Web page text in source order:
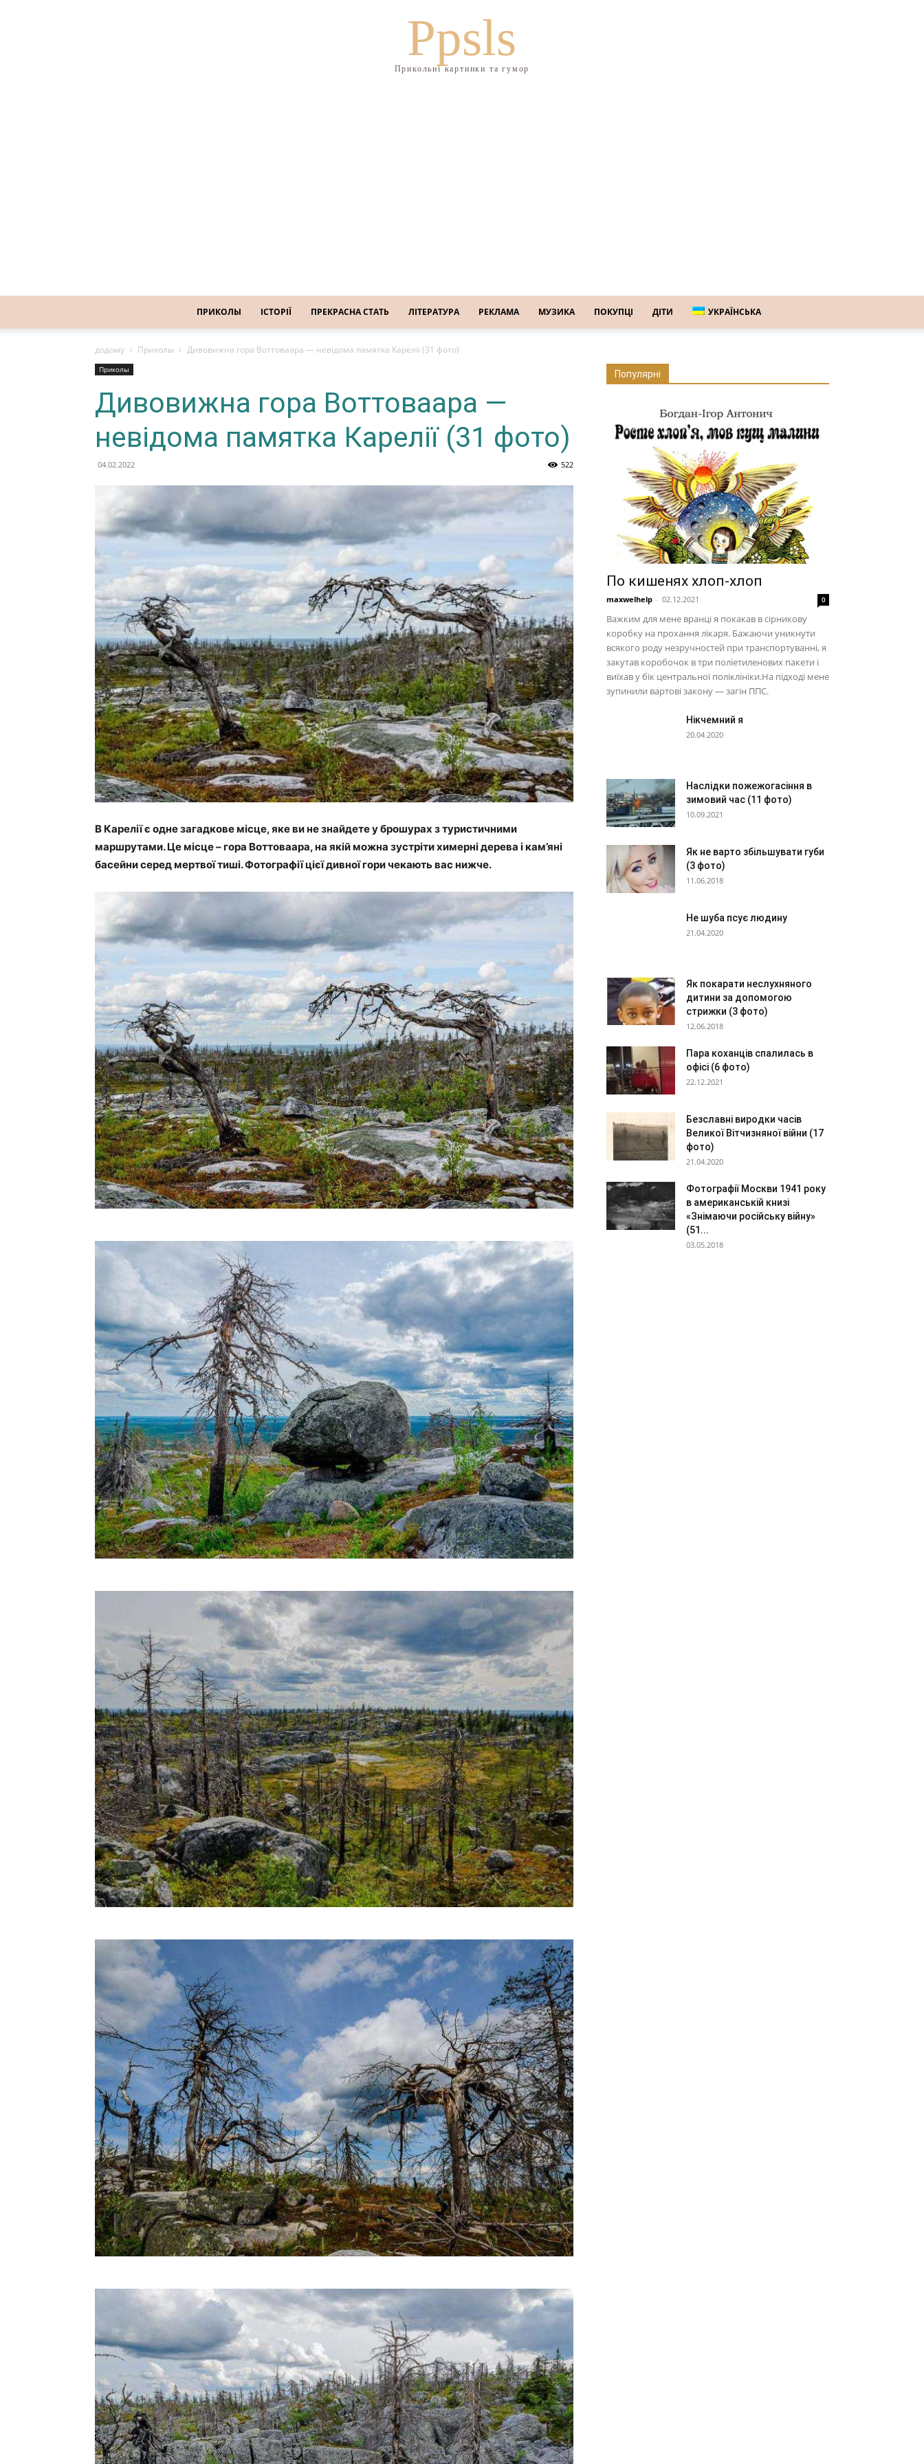
Ppsls
Прикольні картинки та гумор
ПРИКОЛЫ ІСТОРІЇ ПРЕКРАСНА СТАТЬ ЛІТЕРАТУРА РЕКЛАМА МУЗИКА ПОКУПЦІ ДІТИ УКРАЇНСЬКА
додому Приколы Дивовижна гора Воттоваара — невідома памятка Карелії (31 фото)
Приколы
Дивовижна гора Воттоваара —
невідома памятка Карелії (31 фото)
04.02.2022 522
В Карелії є одне загадкове місце, яке ви не знайдете у брошурах з туристичними
маршрутами. Це місце – гора Воттоваара, на якій можна зустріти химерні дерева і кам’яні
басейни серед мертвої тиші. Фотографії цієї дивної гори чекають вас нижче.
Популярні
По кишенях хлоп-хлоп
maxwelhelp - 02.12.2021 0
Важким для мене вранці я покакав в сірникову
коробку на прохання лікаря. Бажаючи уникнути
всякого роду незручностей при транспортуванні, я
закутав коробочок в три поліетиленових пакети і
виїхав у бік центральної поліклініки.На підході мене
зупинили вартові закону — загін ППС.
Нікчемний я
20.04.2020
Наслідки пожежогасіння в
зимовий час (11 фото)
10.09.2021
Як не варто збільшувати губи
(3 фото)
11.06.2018
Не шуба псує людину
21.04.2020
Як покарати неслухняного
дитини за допомогою
стрижки (3 фото)
12.06.2018
Пара коханців спалилась в
офісі (6 фото)
22.12.2021
Безславні виродки часів
Великої Вітчизняної війни (17
фото)
21.04.2020
Фотографії Москви 1941 року
в американській книзі
«Знімаючи російську війну»
(51...
03.05.2018